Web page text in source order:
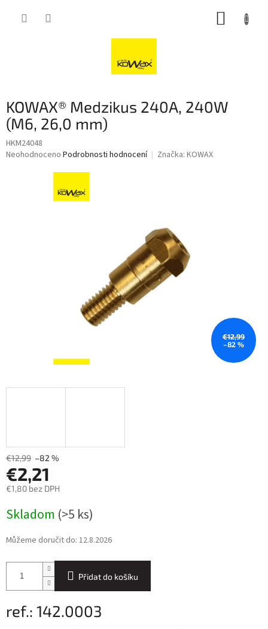
KOWAX® Medzikus 240A, 240W
(M6, 26,0 mm)
HKM24048
Průměrné
Neohodnoceno Podrobnosti hodnocení Značka: KOWAX
€12,99
–82 %
€12,99 –82 %
€2,21
€1,80 bez DPH
cena:
Skladom (>5 ks)
Můžeme doručit do: 12.8.2026
Přidat do košíku
ref.: 142.0003